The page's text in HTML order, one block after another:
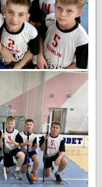
Konkurs
utalentowanych
Uczestnicy
poezji, wykazując się
artystyczną, ale
sceniczną swobodą.